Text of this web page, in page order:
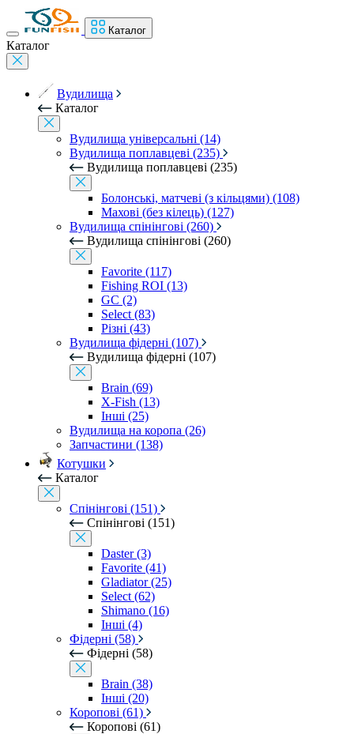
Каталог
Каталог
Вудилища
Каталог
Вудилища універсальні (14)
Вудилища поплавцеві (235)
Вудилища поплавцеві (235)
Болонські, матчеві (з кільцями) (108)
Махові (без кілець) (127)
Вудилища спінінгові (260)
Вудилища спінінгові (260)
Favorite (117)
Fishing ROI (13)
GC (2)
Select (83)
Різні (43)
Вудилища фідерні (107)
Вудилища фідерні (107)
Brain (69)
X-Fish (13)
Інші (25)
Вудилища на коропа (26)
Запчастини (138)
Котушки
Каталог
Спінінгові (151)
Спінінгові (151)
Daster (3)
Favorite (41)
Gladiator (25)
Select (62)
Shimano (16)
Інші (4)
Фідерні (58)
Фідерні (58)
Brain (38)
Інші (20)
Коропові (61)
Коропові (61)